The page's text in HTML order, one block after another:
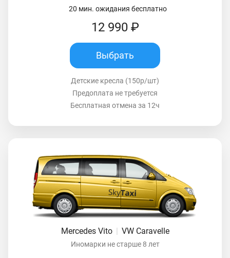
20 мин. ожидания бесплатно
12 990 ₽
Выбрать
Детские кресла (150р/шт)
Предоплата не требуется
Бесплатная отмена за 12ч
Mercedes Vito VW Caravelle
Иномарки не старше 8 лет